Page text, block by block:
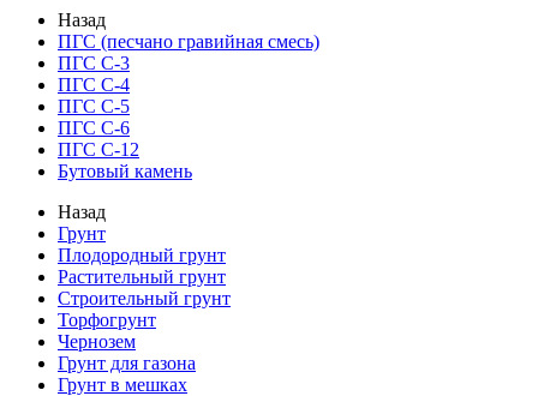
Назад
ПГС (песчано гравийная смесь)
ПГС С-3
ПГС С-4
ПГС С-5
ПГС С-6
ПГС С-12
Бутовый камень
Назад
Грунт
Плодородный грунт
Растительный грунт
Строительный грунт
Торфогрунт
Чернозем
Грунт для газона
Грунт в мешках